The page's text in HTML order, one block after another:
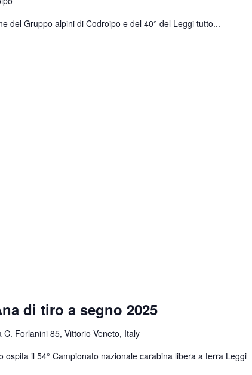
del Gruppo alpini di Codroipo e del 40° del Leggi tutto...
di tiro a segno 2025
C. Forlanini 85, Vittorio Veneto, Italy
ospita il 54° Campionato nazionale carabina libera a terra Leggi